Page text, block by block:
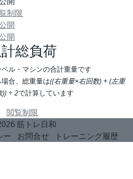
制限
開
開
総負荷
ル・マシンの合計重量です
合、総重量は((右重量×右回数) + (左重
)) ÷ 2で計算しています
閲覧制限
筋トレ日和
ー お問合せ トレーニング履歴